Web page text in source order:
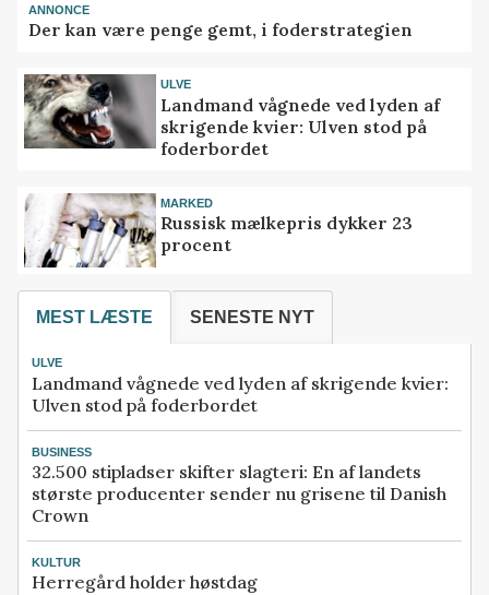
ANNONCE
Der kan være penge gemt, i foderstrategien
ULVE
Landmand vågnede ved lyden af
skrigende kvier: Ulven stod på
foderbordet
MARKED
Russisk mælkepris dykker 23
procent
MEST LÆSTE SENESTE NYT
ULVE
Landmand vågnede ved lyden af skrigende kvier:
Ulven stod på foderbordet
BUSINESS
32.500 stipladser skifter slagteri: En af landets
største producenter sender nu grisene til Danish
Crown
KULTUR
Herregård holder høstdag